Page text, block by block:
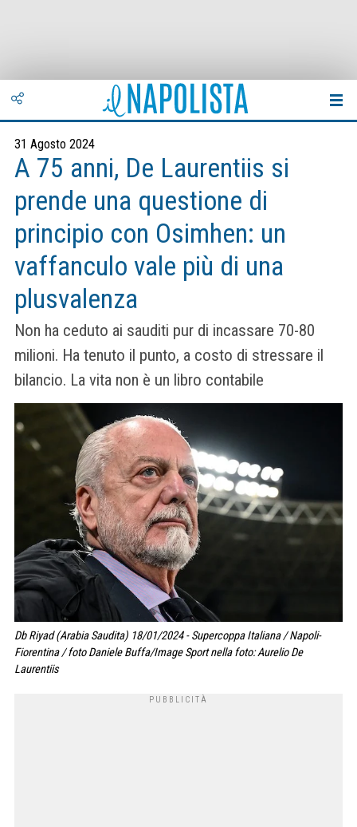
31 Agosto 2024
A 75 anni, De Laurentiis si
prende una questione di
principio con Osimhen: un
vaffanculo vale più di una
plusvalenza
Non ha ceduto ai sauditi pur di incassare 70-80
milioni. Ha tenuto il punto, a costo di stressare il
bilancio. La vita non è un libro contabile
Db Riyad (Arabia Saudita) 18/01/2024 - Supercoppa Italiana / Napoli-
Fiorentina / foto Daniele Buffa/Image Sport nella foto: Aurelio De
Laurentiis